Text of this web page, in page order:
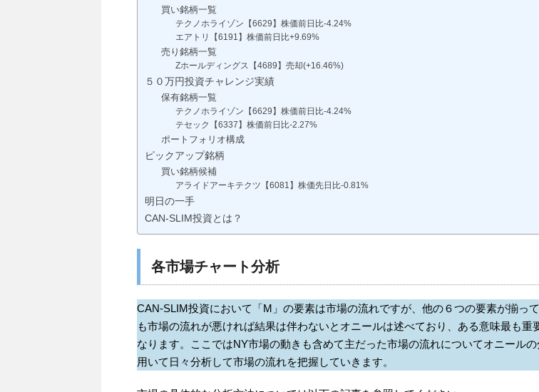
買い銘柄一覧
テクノホライゾン【6629】株価前日比-4.24%
エアトリ【6191】株価前日比+9.69%
売り銘柄一覧
Zホールディングス【4689】売却(+16.46%)
５０万円投資チャレンジ実績
保有銘柄一覧
テクノホライゾン【6629】株価前日比-4.24%
テセック【6337】株価前日比-2.27%
ポートフォリオ構成
ピックアップ銘柄
買い銘柄候補
アライドアーキテクツ【6081】株価先日比-0.81%
明日の一手
CAN-SLIM投資とは？
各市場チャート分析
CAN-SLIM投資において「M」の要素は市場の流れですが、他の６つの要素が揃っ
も市場の流れが悪ければ結果は伴わないとオニールは述べており、ある意味最も重
なります。ここではNY市場の動きも含めて主だった市場の流れについてオニール
用いて日々分析して市場の流れを把握していきます。